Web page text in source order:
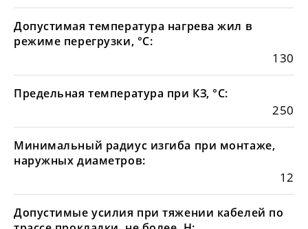
Допустимая температура нагрева жил в
режиме перегрузки, °С:
130
Предельная температура при КЗ, °С:
250
Минимальный радиус изгиба при монтаже,
наружных диаметров:
12
Допустимые усилия при тяжении кабелей по